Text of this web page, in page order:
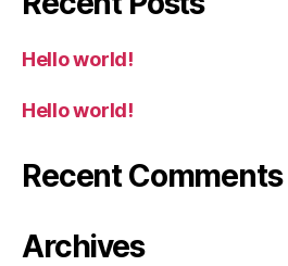
Hello world!
Hello world!
Recent Comments
Archives